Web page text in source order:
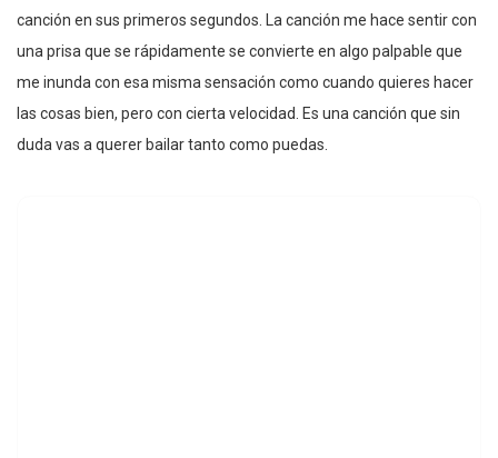
canción en sus primeros segundos. La canción me hace sentir con
una prisa que se rápidamente se convierte en algo palpable que
me inunda con esa misma sensación como cuando quieres hacer
las cosas bien, pero con cierta velocidad. Es una canción que sin
duda vas a querer bailar tanto como puedas.